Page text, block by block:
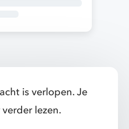
is verlopen. Je
lezen.